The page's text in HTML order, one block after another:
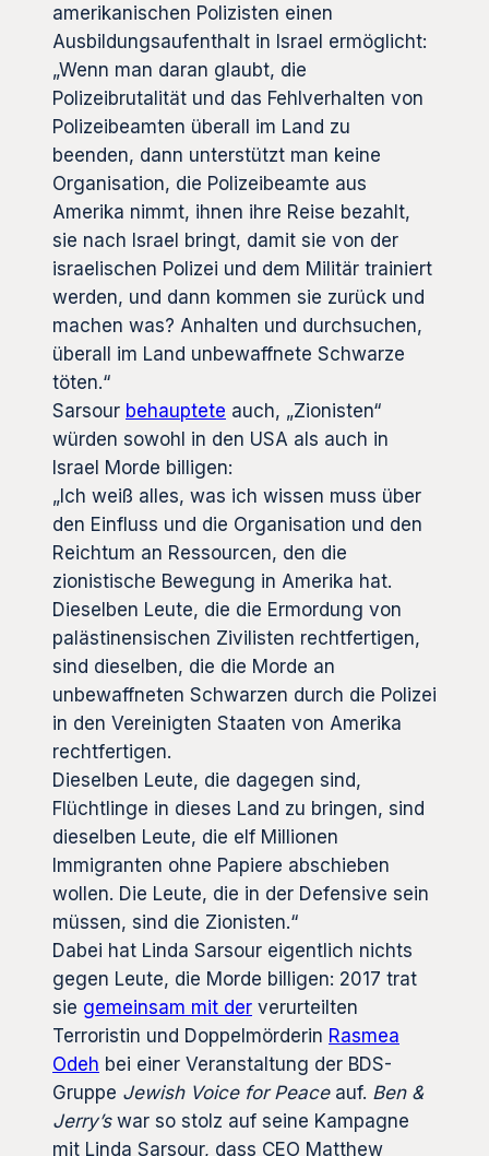
amerikanischen Polizisten einen
Ausbildungsaufenthalt in Israel ermöglicht:
„Wenn man daran glaubt, die
Polizeibrutalität und das Fehlverhalten von
Polizeibeamten überall im Land zu
beenden, dann unterstützt man keine
Organisation, die Polizeibeamte aus
Amerika nimmt, ihnen ihre Reise bezahlt,
sie nach Israel bringt, damit sie von der
israelischen Polizei und dem Militär trainiert
werden, und dann kommen sie zurück und
machen was? Anhalten und durchsuchen,
überall im Land unbewaffnete Schwarze
töten.“
Sarsour behauptete auch, „Zionisten“
würden sowohl in den USA als auch in
Israel Morde billigen:
„Ich weiß alles, was ich wissen muss über
den Einfluss und die Organisation und den
Reichtum an Ressourcen, den die
zionistische Bewegung in Amerika hat.
Dieselben Leute, die die Ermordung von
palästinensischen Zivilisten rechtfertigen,
sind dieselben, die die Morde an
unbewaffneten Schwarzen durch die Polizei
in den Vereinigten Staaten von Amerika
rechtfertigen.
Dieselben Leute, die dagegen sind,
Flüchtlinge in dieses Land zu bringen, sind
dieselben Leute, die elf Millionen
Immigranten ohne Papiere abschieben
wollen. Die Leute, die in der Defensive sein
müssen, sind die Zionisten.“
Dabei hat Linda Sarsour eigentlich nichts
gegen Leute, die Morde billigen: 2017 trat
sie gemeinsam mit der verurteilten
Terroristin und Doppelmörderin Rasmea
Odeh bei einer Veranstaltung der BDS-
Gruppe Jewish Voice for Peaceauf. Ben &
Jerry’swar so stolz auf seine Kampagne
mit Linda Sarsour, dass CEO Matthew